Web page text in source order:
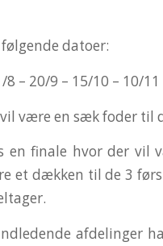
datoer:
– 20/9 – 15/10 – 10/11
være en sæk foder til
en finale hvor der vil
et dækken til de 3
afdelinger